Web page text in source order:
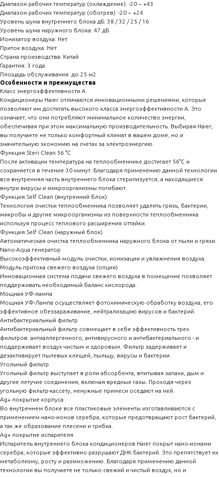
Диапазон рабочих температур (охлаждение): -20 ~ +43
Диапазон рабочих температур (обогрев): -20 ~ +24
Уровень шума внутреннего блока дБ: 38 / 32 / 25 / 16
Уровень шума наружного блока: 47 дБ
Ионизатор воздуха: Нет
Приток воздуха: Нет
Страна производства: Китай
Гарантия: 3 года
Площадь обслуживания: до 25 м2
Особенности и преимущества
Класс энергоэффективности A
Кондиционеры Haier отличаются инновационными решениями, которые
позволяют им достигать высокого класса энергоэффективности A. Это
означает, что они потребляют минимальное количество энергии,
обеспечивая при этом максимальную производительность. Выбирая Haier,
вы получаете не только комфортный климат в вашем доме, но и
значительную экономию на счетах за электроэнергию.
Функция Steri Clean 56 °C
После активации температура на теплообменнике достигает 56°C и
сохраняется в течение 30 минут. Благодаря применению данной технологии
вся внутренняя часть внутреннего блока стерилизуется, а находящиеся
внутри вирусы и микроорганизмы погибают.
Функция Self Clean (внутренний блок)
Технология очистки теплообменника позволяет удалять грязь, бактерии,
микробы и другие микроорганизмы из поверхности теплообменника
используя процесс теплового расширения оттайки.
Функция Self Clean (наружный блок)
Автоматическая очистка теплообменника наружного блока от пыли и грязи.
Nano-Aqua генератор
Высокоэффективный модуль очистки, ионизации и увлажнения воздуха.
Модуль притока свежего воздуха (опция)
Инновационная система подачи свежего воздуха в помещение позволяет
поддерживать необходимый баланс кислорода.
Мощная УФ-лампа
Мощная УФ-Лампа осуществляет фотохимическую обработку воздуха, его
эффективное обеззараживание, нейтрализацию вирусов и бактерий.
Антибактериальный фильтр
Антибактериальный фильтр совмещает в себе эффективность трех
фильтров: антиаллергенного, антивирусного и антибактериального - и
поддерживает воздух чистым и здоровым. Фильтр задерживает и
дезактивирует пылевых клещей, пыльцу, вирусы и бактерии.
Угольный фильтр
Угольный фильтр выступает в роли абсорбента, впитывая запахи, дым и
другие летучие соединения, включая вредные газы. Проходя через
угольную фильтр-кассету, ненужные примеси оседают на ней.
Ag+ покрытие корпуса
Во внутреннем блоке все пластиковые элементы изготавливаются с
применением нано-ионов серебра, которые предотвращают рост бактерий,
а так же образование плесени и грибка.
Ag+ покрытие испарителя
Испаритель внутреннего блока кондиционеров Haier покрыт нано-ионами
серебра, которые эффективно разрушают ДНК бактерий. Это препятствует их
метаболизму, росту и размножению. Благодаря применению данной
технологии вы получаете не только свежий и чистый воздух, но и